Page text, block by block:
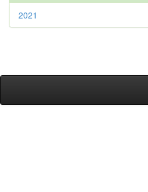
2021